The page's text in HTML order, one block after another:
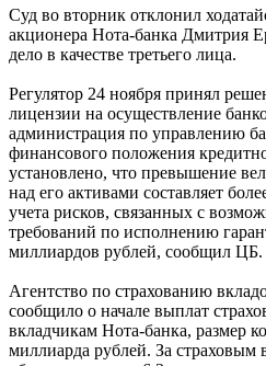
рублей. В связи с тем, что
активы, было подано заявление в
банкротом.
Суд во вторник отклонил
акционера Нота-банка Дмитрия
дело в качестве третьего лица.
Регулятор 24 ноября принял
лицензии на осуществление
администрация по управлению
финансового положения
установлено, что превышение
учета рисков, связанных с
требований по исполнению
миллиардов рублей, сообщил ЦБ.